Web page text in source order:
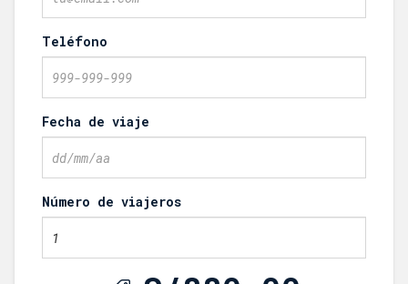
Teléfono
Fecha de viaje
Número de viajeros